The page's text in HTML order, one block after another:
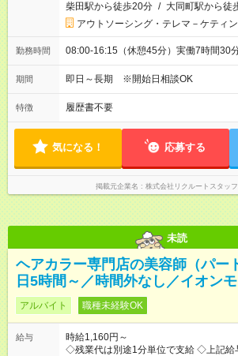
柴田駅から徒歩20分 / 大同町駅から徒
アウトソーシング・テレマ－ケティ
勤務時間 08:00-16:15（休憩45分）実働7時間30
期間 即日～長期 ※開始日相談OK
特徴 履歴書不要
気になる！ 応募する
掲載元企業名 株式会社リクルートスタッ
未読
ヘアカラー専門店の美容師（パ
日5時間～／時間外なし／イオン
アルバイト 職種未経験OK
給与
時給1,160円～
◇残業代は別途1分単位で支給 ◇上記給